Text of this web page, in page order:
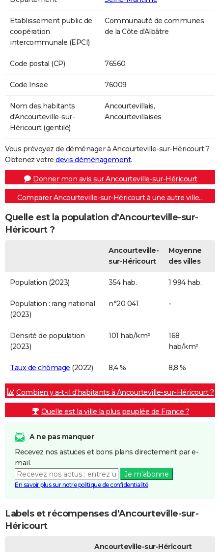
Etablissement public de
coopération
intercommunale (EPCI)
Communauté de communes
de la Côte d'Albâtre
Code postal (CP) 76560
Code Insee 76009
Nom des habitants
d'Ancourteville-sur-
Héricourt (gentilé)
Ancourtevillais,
Ancourtevillaises
Vous prévoyez de déménager à Ancourteville-sur-Héricourt ?
Obtenez votre devis déménagement.
Donner mon avis sur Ancourteville-sur-Héricourt
Comparer Ancourteville-sur-Héricourt à une autre ville...
Quelle est la population d'Ancourteville-sur-
Héricourt ?
Ancourteville-
sur-Héricourt
Moyenne
des villes
Population (2023) 354 hab. 1 994 hab.
Population : rang national
(2023)
n°20 041 -
Densité de population
(2023)
101 hab/km²
168
hab/km²
Taux de chômage (2022) 8,4 % 8,8 %
Combien y a-t-il d'habitants à Ancourteville-sur-Héricourt ?
Quelle est la ville la plus peuplée de France ?
A ne pas manquer
Recevez nos astuces et bons plans directement par e-
mail.
Je m'abonne
En savoir plus sur notre politique de confidentialité
Labels et récompenses d'Ancourteville-sur-
Héricourt
Ancourteville-sur-Héricourt